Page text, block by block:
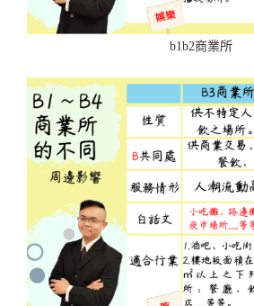
b1b2商業所